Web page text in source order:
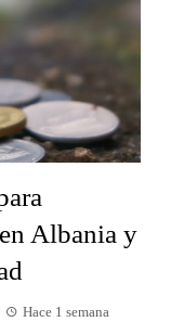
Albania y
Hace 1 semana